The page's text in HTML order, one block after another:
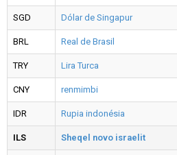
SGD Dólar de Singapur
BRL Real de Brasil
TRY Lira Turca
CNY renmimbi
IDR Rupia indonésia
ILS Sheqel novo israelit